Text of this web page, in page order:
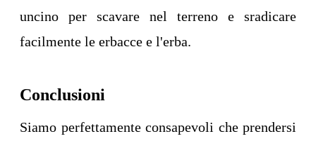
uncino per scavare nel terreno e sradicare
facilmente le erbacce e l'erba.
Conclusioni
Siamo perfettamente consapevoli che prendersi